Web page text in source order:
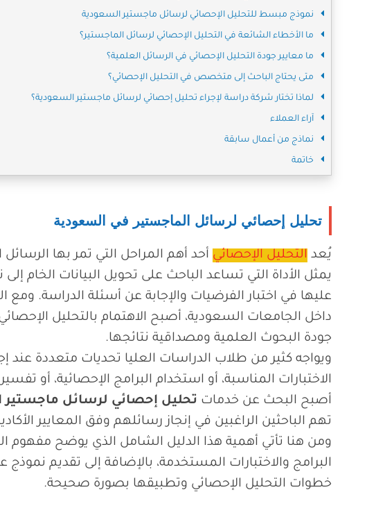
نموذج مبسط للتحليل الإحصائي لرسائل ماجستير السعودية
ما الأخطاء الشائعة في التحليل الإحصائي لرسائل الماجستير؟
ما معايير جودة التحليل الإحصائي في الرسائل العلمية؟
متى يحتاج الباحث إلى متخصص في التحليل الإحصائي؟
لماذا تختار شركة دراسة لإجراء تحليل إحصائي لرسائل ماجستير السعودية؟
آراء العملاء
نماذج من أعمال سابقة
خاتمة
تحليل إحصائي لرسائل الماجستير في السعودية
يُعد التحليل الإحصائي أحد أهم المراحل التي تمر بها
يمثل الأداة التي تساعد الباحث على تحويل البيانات الخام
عليها في اختبار الفرضيات والإجابة عن أسئلة الدراسة. ومع
داخل الجامعات السعودية، أصبح الاهتمام بالتحليل
جودة البحوث العلمية ومصداقية نتائجها.
ويواجه كثير من طلاب الدراسات العليا تحديات متعددة عند
الاختبارات المناسبة، أو استخدام البرامج الإحصائية، أو
أصبح البحث عن خدمات تحليل إحصائي لرسائل ماجستير
تهم الباحثين الراغبين في إنجاز رسائلهم وفق المعايير
ومن هنا تأتي أهمية هذا الدليل الشامل الذي يوضح مفهوم
البرامج والاختبارات المستخدمة، بالإضافة إلى تقديم
خطوات التحليل الإحصائي وتطبيقها بصورة صحيحة.